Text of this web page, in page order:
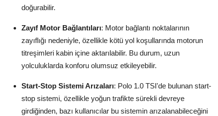
doğurabilir.
Zayıf Motor Bağlantıları: Motor bağlantı noktalarının
zayıflığı nedeniyle, özellikle kötü yol koşullarında motorun
titreşimleri kabin içine aktarılabilir. Bu durum, uzun
yolculuklarda konforu olumsuz etkileyebilir.
Start-Stop Sistemi Arızaları: Polo 1.0 TSI'de bulunan start-
stop sistemi, özellikle yoğun trafikte sürekli devreye
girdiğinden, bazı kullanıcılar bu sistemin arızalanabileceğini